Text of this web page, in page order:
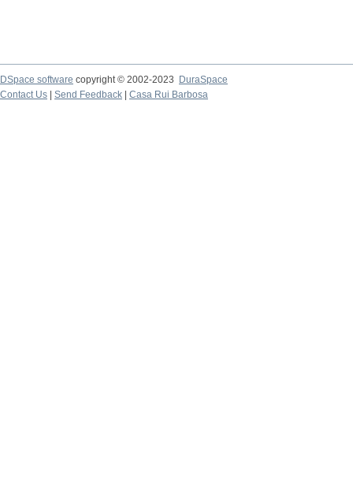
DSpace software copyright © 2002-2023
DuraSpace
Contact Us
Send Feedback Casa Rui Barbosa